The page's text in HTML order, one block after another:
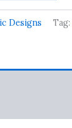
Designs Tag: